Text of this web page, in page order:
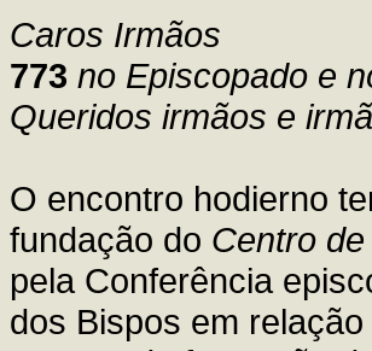
Caros Irmãos
773 no Episcopado e
Queridos irmãos e
O encontro hodierno
fundação do Centro
pela Conferência
dos Bispos em